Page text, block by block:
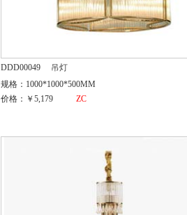
DDD00049
吊灯
规格：1000*1000*500MM
价格：￥5,179
ZC